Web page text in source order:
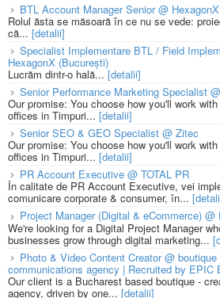
BTL Account Manager Senior @
Rolul ăsta se măsoară în ce nu se vede:
că... [detalii]
Specialist Implementare BTL / Field
HexagonX (București)
Lucrăm dintr-o hală... [detalii]
Senior Performance Marketing Specialist
Our promise: You choose how you'll work
offices in Timpuri... [detalii]
Senior SEO & GEO Specialist @ Zitec
Our promise: You choose how you'll work
offices in Timpuri... [detalii]
PR Account Executive @ TOTAL PR
În calitate de PR Account Executive, vei
comunicare corporate & consumer, în...
Project Manager (Digital & eCommerce) @
We're looking for a Digital Project Manager
businesses grow through digital marketing...
Photo & Video Content Creator @
communications agency | Recruited by EPIC
Our client is a Bucharest based boutique -
agency, driven by one... [detalii]